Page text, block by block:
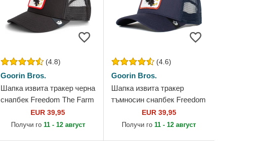
(4.8)
Goorin Bros.
Шапка извита тракер черна
снапбек Freedom The Farm
от Goorin Bros.
EUR 39,95
Получи го 11 - 12 август
(4.6)
Goorin Bros.
Шапка извита тракер
тъмносин снапбек Freedom
Truckin The Farm от Goorin
Bros.
EUR 39,95
Получи го11 - 12 август